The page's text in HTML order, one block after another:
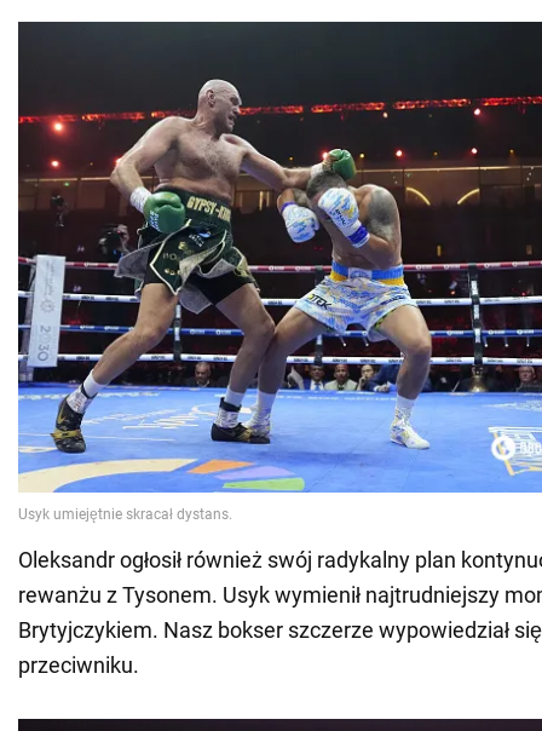
Oleksandr ogłosił również swój radykalny plan
rewanżu z Tysonem. Usyk wymienił najtrudniejszy
Brytyjczykiem. Nasz bokser szczerze wypowiedział
przeciwniku.